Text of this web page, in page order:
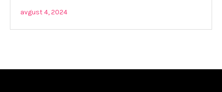
avgust 4, 2024